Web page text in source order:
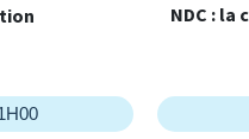
NDC : la